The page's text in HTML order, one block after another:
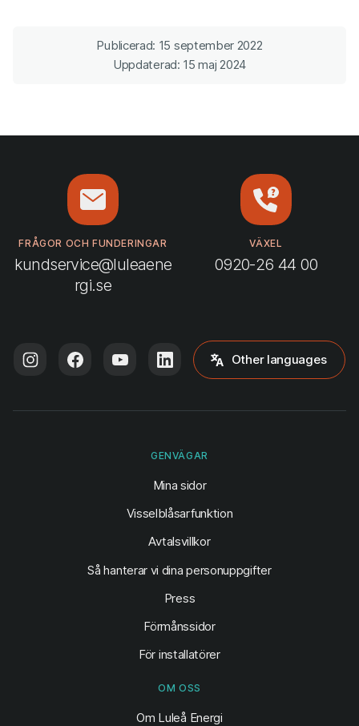
Publicerad: 15 september 2022
Uppdaterad: 15 maj 2024
FRÅGOR OCH FUNDERINGAR
kundservice@luleaene
rgi.se
VÄXEL
0920-26 44 00
Other languages
GENVÄGAR
Mina sidor(öppnas i ny flik)
Visselblåsarfunktion
Avtalsvillkor
Så hanterar vi dina personuppgifter
Press
Förmånssidor
För installatörer
OM OSS
Om Luleå Energi